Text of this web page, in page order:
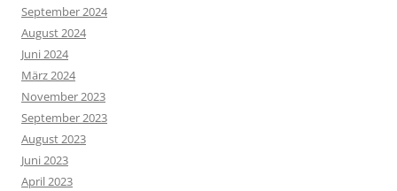
September 2024
August 2024
Juni 2024
März 2024
November 2023
September 2023
August 2023
Juni 2023
April 2023